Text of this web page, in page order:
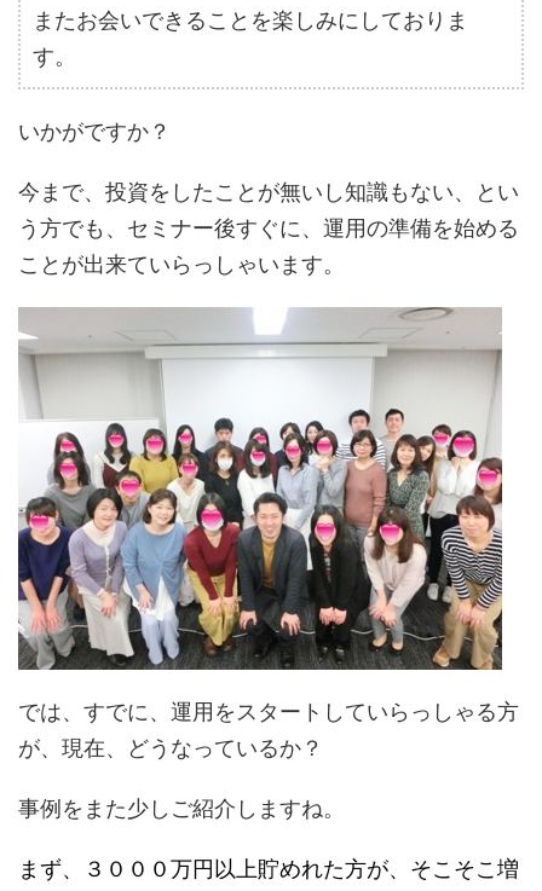
またお会いできることを楽しみにしておりま
す。
いかがですか？
今まで、投資をしたことが無いし知識もない、とい
う方でも、セミナー後すぐに、運用の準備を始める
ことが出来ていらっしゃいます。
では、すでに、運用をスタートしていらっしゃる方
が、現在、どうなっているか？
事例をまた少しご紹介しますね。
まず、３０００万円以上貯めれた方が、そこそこ増